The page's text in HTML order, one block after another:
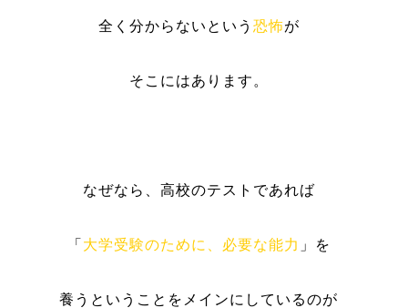
全く分からないという 恐怖が
そこにはあります。
なぜなら、高校のテストであれば
「 大学受験のために、必要な能力 」を
養うということをメインにしているのが